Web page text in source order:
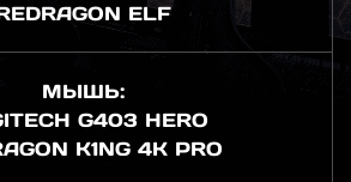
ELF
МЫШЬ:
G403 HERO
K1NG 4K PRO